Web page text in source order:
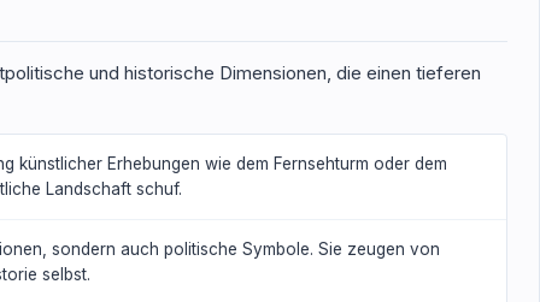
und historische Dimensionen, die einen tieferen
Erhebungen wie dem Fernsehturm oder dem
Landschaft schuf.
sondern auch politische Symbole. Sie zeugen von
selbst.